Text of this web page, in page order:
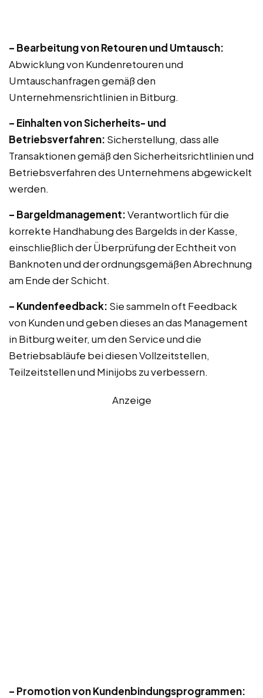
– Bearbeitung von Retouren und Umtausch:
Abwicklung von Kundenretouren und
Umtauschanfragen gemäß den
Unternehmensrichtlinien in Bitburg.
– Einhalten von Sicherheits- und
Betriebsverfahren: Sicherstellung, dass alle
Transaktionen gemäß den Sicherheitsrichtlinien und
Betriebsverfahren des Unternehmens abgewickelt
werden.
– Bargeldmanagement:Verantwortlich für die
korrekte Handhabung des Bargelds in der Kasse,
einschließlich der Überprüfung der Echtheit von
Banknoten und der ordnungsgemäßen Abrechnung
am Ende der Schicht.
– Kundenfeedback: Sie sammeln oft Feedback
von Kunden und geben dieses an das Management
in Bitburg weiter, um den Service und die
Betriebsabläufe bei diesen Vollzeitstellen,
Teilzeitstellen und Minijobs zu verbessern.
Anzeige
– Promotion von Kundenbindungsprogrammen: